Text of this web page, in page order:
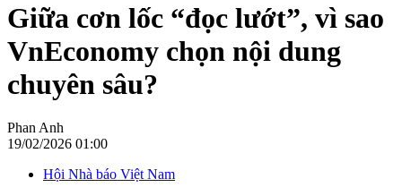
Giữa cơn lốc “đọc lướt”, vì sao
VnEconomy chọn nội dung
chuyên sâu?
Phan Anh
19/02/2026 01:00
Hội Nhà báo Việt Nam